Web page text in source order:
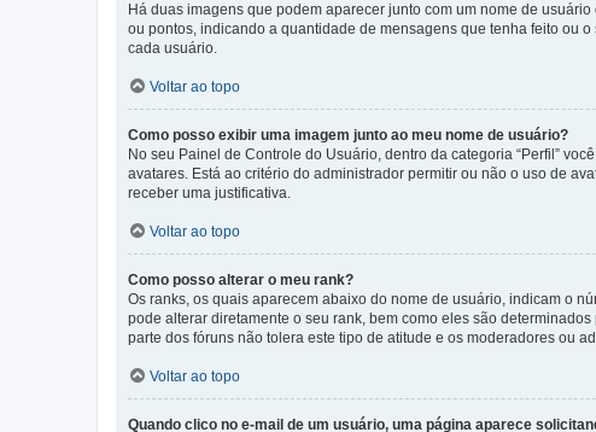
Há duas imagens que podem aparecer junto com um nome de
ou pontos, indicando a quantidade de mensagens que tenha feito ou
cada usuário.
Voltar ao topo
Como posso exibir uma imagem junto ao meu nome de usuário?
No seu Painel de Controle do Usuário, dentro da categoria “Perfil”
avatares. Está ao critério do administrador permitir ou não o uso de
receber uma justificativa.
Voltar ao topo
Como posso alterar o meu rank?
Os ranks, os quais aparecem abaixo do nome de usuário, indicam o
pode alterar diretamente o seu rank, bem como eles são
parte dos fóruns não tolera este tipo de atitude e os moderadores ou
Voltar ao topo
Quando clico no e-mail de um usuário, uma página aparece